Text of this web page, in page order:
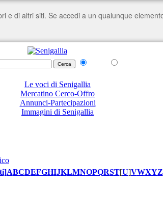
Le voci di Senigallia
Mercatino Cerco-Offro
Annunci-Partecipazioni
Immagini di Senigallia
]ABCDEFGHIJKLMNOPQRST[U]VWXYZ